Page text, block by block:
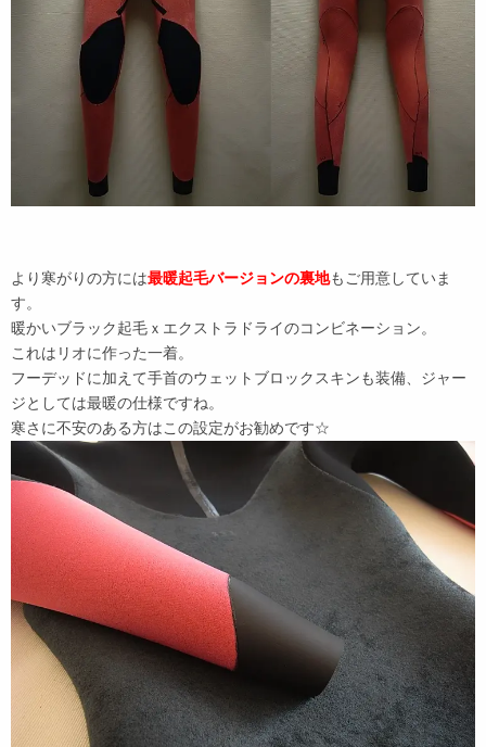
より寒がりの方には最暖起毛バージョンの裏地もご用意していま
す。
暖かいブラック起毛ｘエクストラドライのコンビネーション。
これはリオに作った一着。
フーデッドに加えて手首のウェットブロックスキンも装備、ジャー
ジとしては最暖の仕様ですね。
寒さに不安のある方はこの設定がお勧めです☆